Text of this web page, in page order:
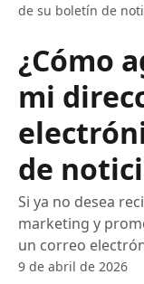
de su boletín de
¿Cómo
mi
de
Si ya no desea
marketing y
un correo
9 de abril de 2026